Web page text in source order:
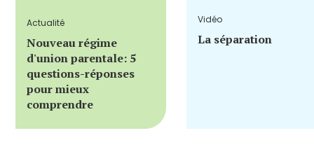
Actualité
Nouveau régime
d'union parentale: 5
questions-réponses
pour mieux
comprendre
Vidéo
La séparation